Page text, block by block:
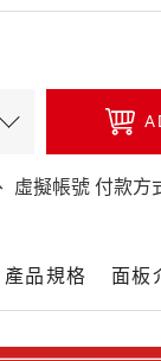
虛擬帳號 付款方
產品規格 面板